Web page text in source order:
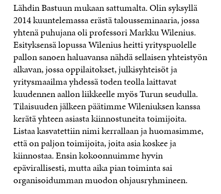
Lähdin Bastuun mukaan sattumalta. Olin syksyllä
2014 kuuntelemassa erästä talousseminaaria, jossa
yhtenä puhujana oli professori Markku Wilenius.
Esityksensä lopussa Wilenius heitti yrityspuolelle
pallon sanoen haluavansa nähdä sellaisen yhteistyön
alkavan, jossa oppilaitokset, julkisyhteisöt ja
yritysmaailma yhdessä toden teolla laittavat
kuudennen aallon liikkeelle myös Turun seudulla.
Tilaisuuden jälkeen päätimme Wileniuksen kanssa
kerätä yhteen asiasta kiinnostuneita toimijoita.
Listaa kasvatettiin nimi kerrallaan ja huomasimme,
että on paljon toimijoita, joita asia koskee ja
kiinnostaa. Ensin kokoonnuimme hyvin
epävirallisesti, mutta aika pian toiminta sai
organisoidumman muodon ohjausryhmineen.